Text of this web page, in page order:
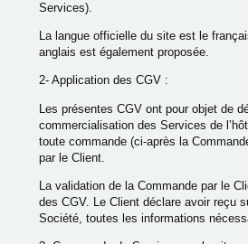
Services).
La langue officielle du site est le
anglais est également proposée.
2- Application des CGV :
Les présentes CGV ont pour objet de
commercialisation des Services de
toute commande (ci-après la
par le Client.
La validation de la Commande par le
des CGV. Le Client déclare avoir reçu
Société, toutes les informations